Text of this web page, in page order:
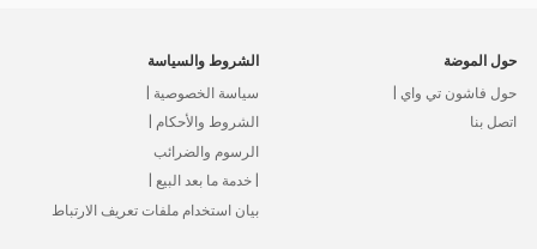
حول الموضة
حول فاشون تي واي |
اتصل بنا
الشروط والسياسة
سياسة الخصوصية |
الشروط والأحكام |
الرسوم والضرائب
| خدمة ما بعد البيع |
بيان استخدام ملفات تعريف الارتباط